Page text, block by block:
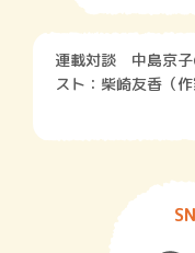
連載対談 中島京
スト：柴崎友香（作